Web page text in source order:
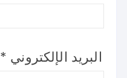
البريد الإلكتروني *